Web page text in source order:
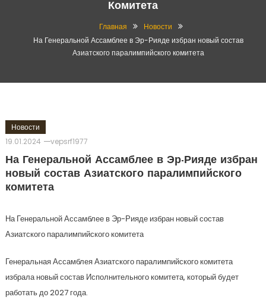
Комитета
Главная
Новости
На Генеральной Ассамблее в Эр-Рияде избран новый состав
Азиатского паралимпийского комитета
Новости
19.01.2024
vepsrf1977
На Генеральной Ассамблее в Эр-Рияде избран
новый состав Азиатского паралимпийского
комитета
На Генеральной Ассамблее в Эр-Рияде избран новый состав
Азиатского паралимпийского комитета
Генеральная Ассамблея Азиатского паралимпийского комитета
избрала новый состав Исполнительного комитета, который будет
работать до 2027 года.